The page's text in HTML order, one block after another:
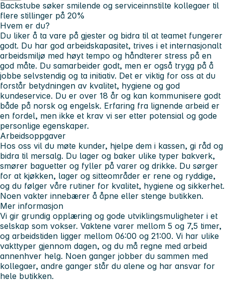
Backstube søker smilende og serviceinnstilte kollegaer til
flere stillinger på 20%
Hvem er du?
Du liker å ta vare på gjester og bidra til at teamet fungerer
godt. Du har god arbeidskapasitet, trives i et internasjonalt
arbeidsmiljø med høyt tempo og håndterer stress på en
god måte. Du samarbeider godt, men er også trygg på å
jobbe selvstendig og ta initiativ. Det er viktig for oss at du
forstår betydningen av kvalitet, hygiene og god
kundeservice. Du er over 18 år og kan kommunisere godt
både på norsk og engelsk. Erfaring fra lignende arbeid er
en fordel, men ikke et krav vi ser etter potensial og gode
personlige egenskaper.
Arbeidsoppgaver
Hos oss vil du møte kunder, hjelpe dem i kassen, gi råd og
bidra til mersalg. Du lager og baker ulike typer bakverk,
smører baguetter og fyller på varer og drikke. Du sørger
for at kjøkken, lager og sitteområder er rene og ryddige,
og du følger våre rutiner for kvalitet, hygiene og sikkerhet.
Noen vakter innebærer å åpne eller stenge butikken.
Mer informasjon
Vi gir grundig opplæring og gode utviklingsmuligheter i et
selskap som vokser. Vaktene varer mellom 5 og 7,5 timer,
og arbeidstiden ligger mellom 06:00 og 21:00. Vi har ulike
vakttyper gjennom dagen, og du må regne med arbeid
annenhver helg. Noen ganger jobber du sammen med
kollegaer, andre ganger står du alene og har ansvar for
hele butikken.